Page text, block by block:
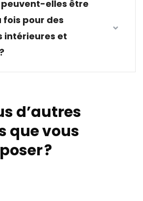
peuvent-elles être
fois pour des
intérieures et
d’autres
que vous
?